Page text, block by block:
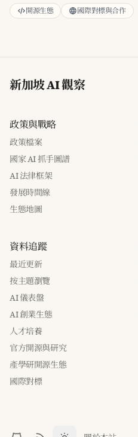
開源生態 國際對標與合作
新加坡 AI 觀察
政策與戰略
政策檔案
國家 AI 抓手圖譜
AI 法律框架
發展時間線
生態地圖
資料追蹤
最近更新
按主題瀏覽
AI 儀表盤
AI 創業生態
人才培養
官方開源與研究
產學研開源生態
國際對標